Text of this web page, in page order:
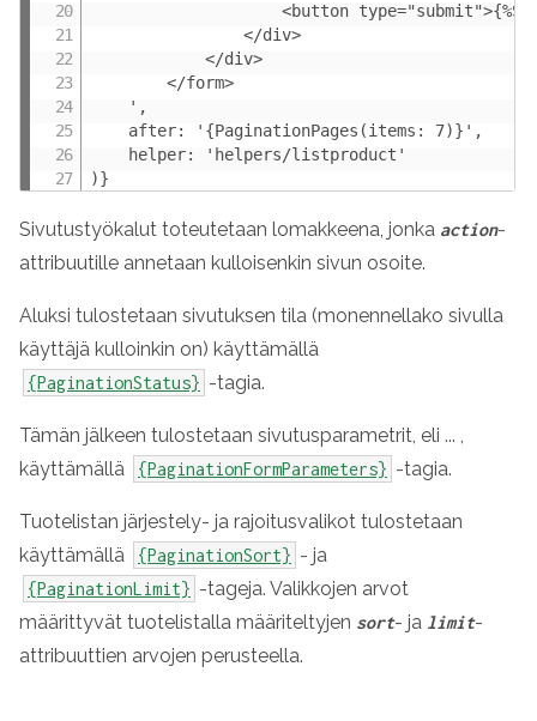
<button
                </div>
            </div>
        </form>
    ',
    after: '{PaginationPages(items: 7)}',
    helper: 'helpers/listproduct'
)}
Sivutustyökalut toteutetaan lomakkeena, jonka action-
attribuutille annetaan kulloisenkin sivun osoite.
Aluksi tulostetaan sivutuksen tila (monennellako sivulla
käyttäjä kulloinkin on) käyttämällä
{PaginationStatus} -tagia.
Tämän jälkeen tulostetaan sivutusparametrit, eli ... ,
käyttämällä
{PaginationFormParameters} -tagia.
Tuotelistan järjestely- ja rajoitusvalikot tulostetaan
käyttämällä
{PaginationSort} - ja
{PaginationLimit} -tageja. Valikkojen arvot
määrittyvät tuotelistalla määriteltyjen sort- ja limit-
attribuuttien arvojen perusteella.